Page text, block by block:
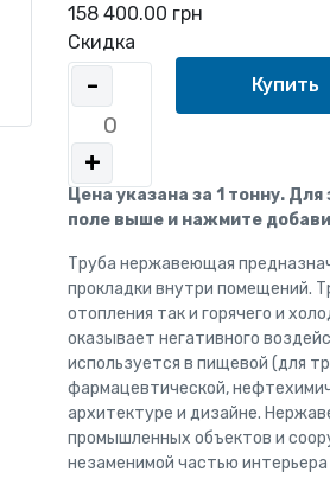
158 400.00 грн
Скидка
-
+
Цена указана за 1 тонну.
поле выше и нажмите
Труба нержавеющая
прокладки внутри помещений.
отопления так и горячего и
оказывает негативного
используется в пищевой (для
фармацевтической,
архитектуре и дизайне.
промышленных объектов и
незаменимой частью